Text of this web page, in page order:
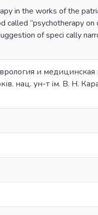
in the works of the
“psychotherapy on
of speci cally
и медицинская
нац. ун-т ім. В. Н.